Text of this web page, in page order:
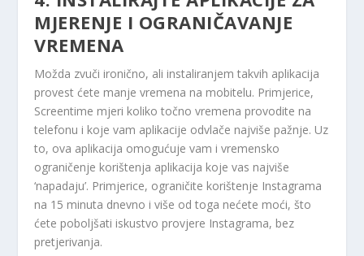
MJERENJE I OGRANIČAVANJE
VREMENA
Možda zvuči ironično, ali instaliranjem takvih aplikacija
provest ćete manje vremena na mobitelu. Primjerice,
Screentime mjeri koliko točno vremena provodite na
telefonu i koje vam aplikacije odvlače najviše pažnje. Uz
to, ova aplikacija omogućuje vam i vremensko
ograničenje korištenja aplikacija koje vas najviše
‘napadaju’. Primjerice, ograničite korištenje Instagrama
na 15 minuta dnevno i više od toga nećete moći, što
ćete poboljšati iskustvo provjere Instagrama, bez
pretjerivanja.